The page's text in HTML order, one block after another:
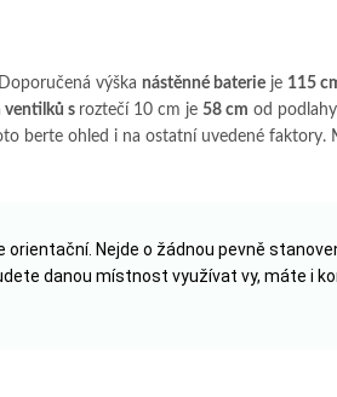
výška nástěnné baterie je 115
s roztečí 10 cm je 58 cm od
berte ohled i na ostatní uvedené faktory.
orientační. Nejde o žádnou pevně
danou místnost využívat vy, máte i